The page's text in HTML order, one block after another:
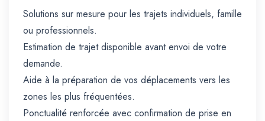
Solutions sur mesure pour les trajets individuels, famille
ou professionnels.
Estimation de trajet disponible avant envoi de votre
demande.
Aide à la préparation de vos déplacements vers les
zones les plus fréquentées.
Ponctualité renforcée avec confirmation de prise en